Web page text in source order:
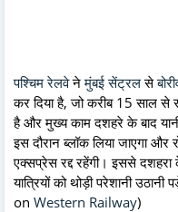
पश्चिम रेलवेनेमुंबई सेंट्रलसे
कर दिया है, जो करीब 15 साल
है और मुख्य काम दशहरे के बाद
इस दौरान ब्लॉक लिया जाएगा
एक्सप्रेस रद्द रहेंगी। इससे
यात्रियों को थोड़ी परेशानी उठानी
on Western Railway)